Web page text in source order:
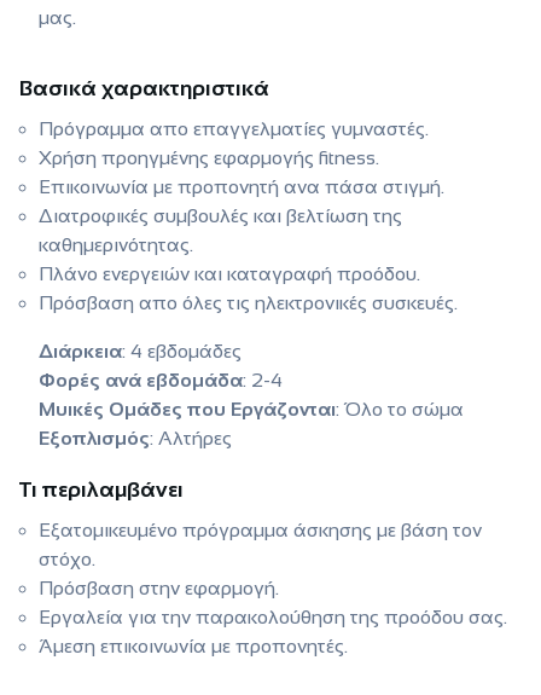
μας.
Βασικά χαρακτηριστικά
Πρόγραμμα απο επαγγελματίες γυμναστές.
Χρήση προηγμένης εφαρμογής fitness.
Επικοινωνία με προπονητή ανα πάσα στιγμή.
Διατροφικές συμβουλές και βελτίωση της
καθημερινότητας.
Πλάνο ενεργειών και καταγραφή προόδου.
Πρόσβαση απο όλες τις ηλεκτρονικές συσκευές.
Διάρκεια: 4 εβδομάδες
Φορές ανά εβδομάδα: 2-4
Μυικές Ομάδες που Εργάζονται: Όλο το σώμα
Εξοπλισμός: Αλτήρες
Τι περιλαμβάνει
Εξατομικευμένο πρόγραμμα άσκησης με βάση τον
στόχο.
Πρόσβαση στην εφαρμογή.
Εργαλεία για την παρακολούθηση της προόδου σας.
Άμεση επικοινωνία με προπονητές.